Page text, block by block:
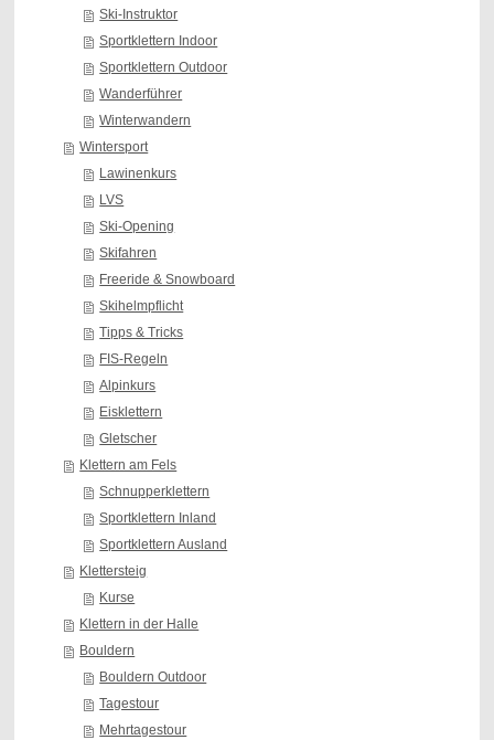
Ski-Instruktor
Sportklettern Indoor
Sportklettern Outdoor
Wanderführer
Winterwandern
Wintersport
Lawinenkurs
LVS
Ski-Opening
Skifahren
Freeride & Snowboard
Skihelmpflicht
Tipps & Tricks
FIS-Regeln
Alpinkurs
Eisklettern
Gletscher
Klettern am Fels
Schnupperklettern
Sportklettern Inland
Sportklettern Ausland
Klettersteig
Kurse
Klettern in der Halle
Bouldern
Bouldern Outdoor
Tagestour
Mehrtagestour